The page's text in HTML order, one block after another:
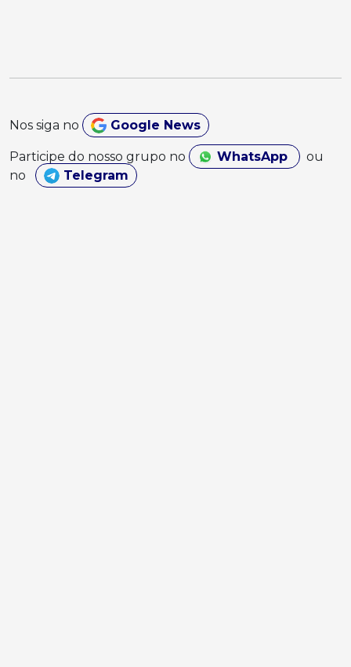
Nos siga no Google News
Participe do nosso grupo no WhatsApp
ou
no
Telegram